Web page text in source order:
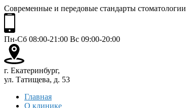
Современные и передовые стандарты стоматологии
Пн-Сб 08:00-21:00 Вс 09:00-20:00
г. Екатеринбург,
ул. Татищева, д. 53
Главная
О клинике